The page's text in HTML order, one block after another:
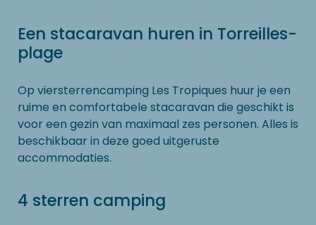
Een stacaravan huren in Torreilles-
plage
Op viersterrencamping Les Tropiques huur je een
ruime en comfortabele stacaravan die geschikt is
voor een gezin van maximaal zes personen. Alles is
beschikbaar in deze goed uitgeruste
accommodaties.
4 sterren camping